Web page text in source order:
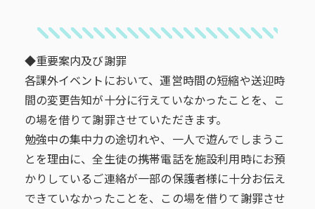
◆重要案内及び謝罪
各課外イベントにおいて、運営時間の短縮や送迎時
間の変更告知が十分に行えていなかったことを、こ
の場を借りて謝罪させていただきます。
勉強中の集中力の途切れや、一人で遊んでしまうこ
とを理由に、全生徒の携帯電話を施設利用時にお預
かりしているご連絡が一部の保護者様に十分お伝え
できていなかったことを、この場を借りて謝罪させ